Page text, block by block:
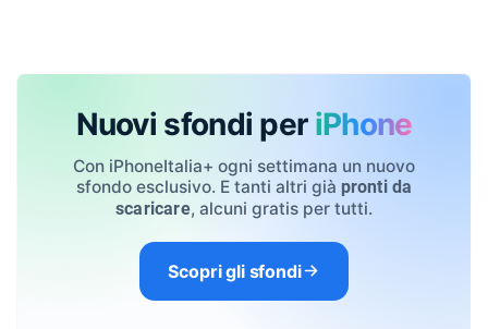
Nuovi sfondi per iPhone
Con iPhoneItalia+ ogni settimana un nuovo
sfondo esclusivo. E tanti altri già pronti da
scaricare, alcuni gratis per tutti.
Scopri gli sfondi